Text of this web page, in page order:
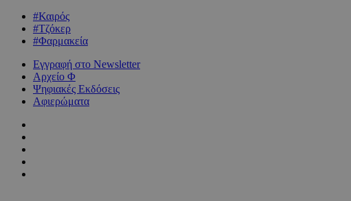
#Καιρός
#Τζόκερ
#Φαρμακεία
Εγγραφή στο Newsletter
Αρχείο Φ
Ψηφιακές Εκδόσεις
Αφιερώματα